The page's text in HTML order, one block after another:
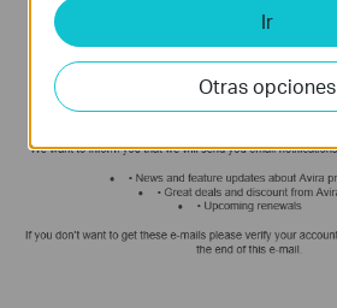
Ir
Otras opciones